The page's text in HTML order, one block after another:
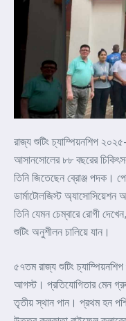
রাজ্য শুটিং চ্যাম্পিয়নশিপ
আসানসোলের ৮৮ বছরের
তিনি জিতেছেন ব্রোঞ্জ পদক।
ডার্মাটোলজিস্ট
তিনি যেমন চেম্বারে রোগী
শুটিং অনুশীলন চালিয়ে যান।
৫৭তম রাজ্য শুটিং
আগস্ট। প্রতিযোগিতার মেন
তৃতীয় স্থান পান। প্রথম হন